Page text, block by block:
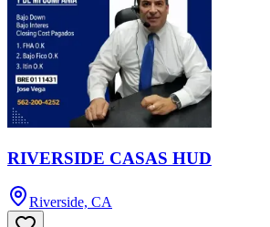
RIVERSIDE CASAS HUD
Riverside, CA